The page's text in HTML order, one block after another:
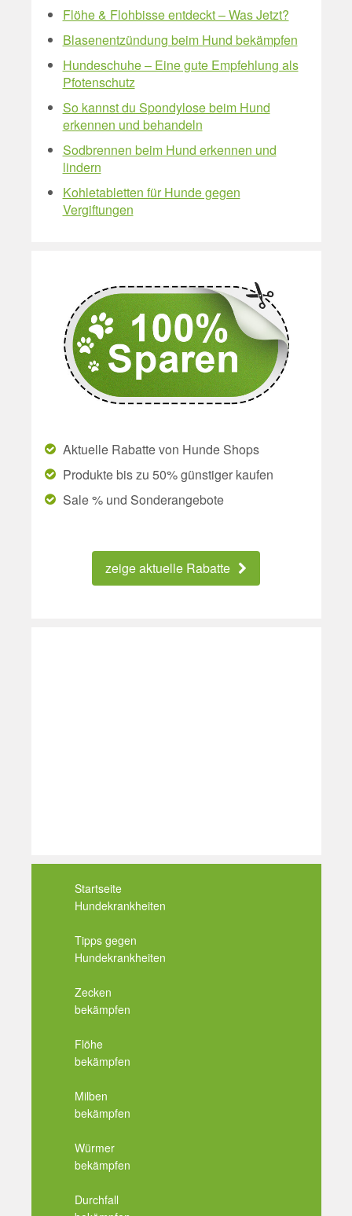
Flöhe & Flohbisse entdeckt – Was Jetzt?
Blasenentzündung beim Hund bekämpfen
Hundeschuhe – Eine gute Empfehlung als
Pfotenschutz
So kannst du Spondylose beim Hund
erkennen und behandeln
Sodbrennen beim Hund erkennen und
lindern
Kohletabletten für Hunde gegen
Vergiftungen
Aktuelle Rabatte von Hunde Shops
Produkte bis zu 50% günstiger kaufen
Sale % und Sonderangebote
zeige aktuelle Rabatte
Startseite
Hundekrankheiten
Tipps gegen
Hundekrankheiten
Zecken
bekämpfen
Flöhe
bekämpfen
Milben
bekämpfen
Würmer
bekämpfen
Durchfall